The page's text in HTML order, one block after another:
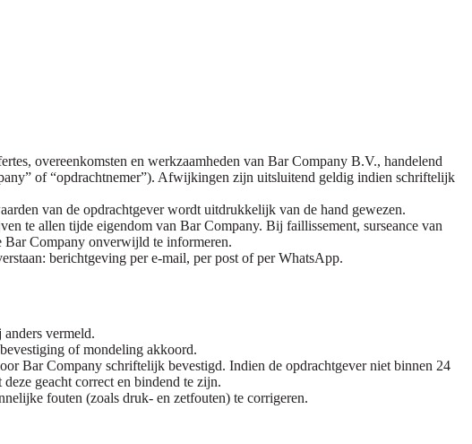
overeenkomsten en werkzaamheden van Bar Company B.V., handelend
of “opdrachtnemer”). Afwijkingen zijn uitsluitend geldig indien schriftelijk
van de opdrachtgever wordt uitdrukkelijk van de hand gewezen.
te allen tijde eigendom van Bar Company. Bij faillissement, surseance van
Bar Company onverwijld te informeren.
berichtgeving per e-mail, per post of per WhatsApp.
vermeld.
of mondeling akkoord.
Bar Company schriftelijk bevestigd. Indien de opdrachtgever niet binnen 24
geacht correct en bindend te zijn.
fouten (zoals druk- en zetfouten) te corrigeren.